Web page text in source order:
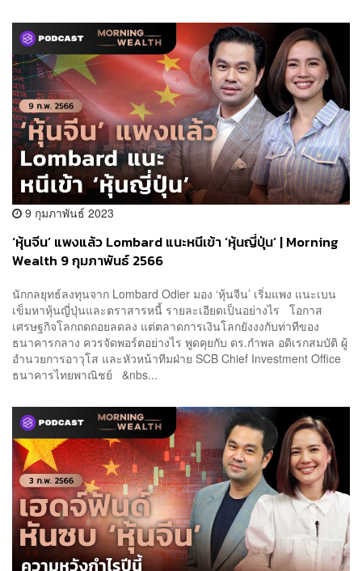
9 กุมภาพันธ์ 2023
‘หุ้นจีน’ แพงแล้ว Lombard แนะหนีเข้า ‘หุ้นญี่ปุ่น’ | Morning
Wealth 9 กุมภาพันธ์ 2566
นักกลยุทธ์ลงทุนจาก Lombard Odier มอง ‘หุ้นจีน’ เริ่มแพง แนะเบน
เข็มหาหุ้นญี่ปุ่นและตราสารหนี้ รายละเอียดเป็นอย่างไร โอกาส
เศรษฐกิจโลกถดถอยลดลง แต่ตลาดการเงินโลกยังงงกับท่าทีของ
ธนาคารกลาง ควรจัดพอร์ตอย่างไร พูดคุยกับ ดร.กำพล อดิเรกสมบัติ ผู้
อำนวยการอาวุโส และหัวหน้าทีมฝ่าย SCB Chief Investment Office
ธนาคารไทยพาณิชย์ &nbs...